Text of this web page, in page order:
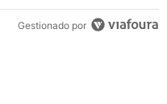
Gestionado por